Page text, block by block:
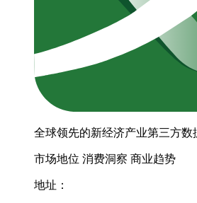
全球领先的新经济产业第三方数
市场地位 消费洞察 商业趋势
地址：